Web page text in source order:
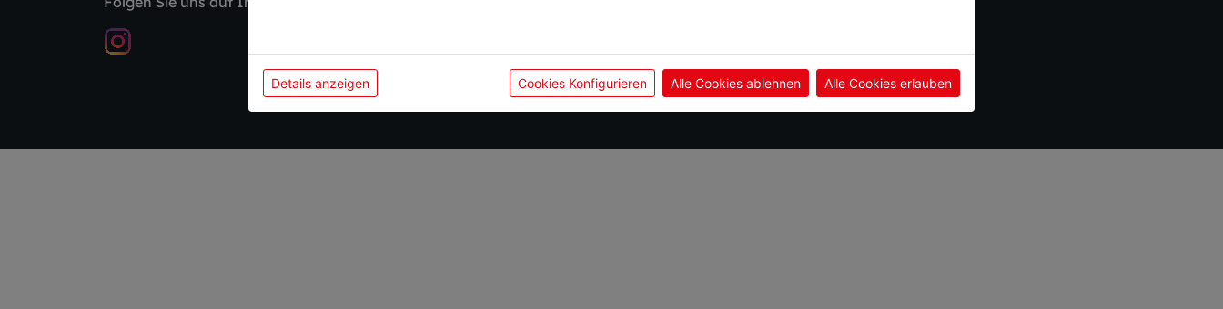
Datenschutz
Impressum
Kontakt
Über uns
Über F. Dick
Details anzeigen Cookies Konfigurieren Alle Cookies ablehnen Alle Cookies erlauben